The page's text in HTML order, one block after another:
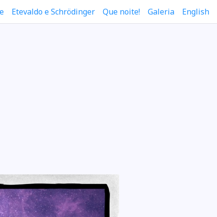
Etevaldo e Schrödinger Que noite! Galeria English